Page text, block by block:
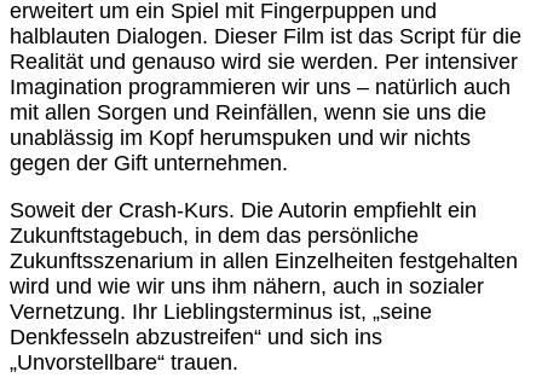
erweitert um ein Spiel mit Fingerpuppen und
halblauten Dialogen. Dieser Film ist das Script für die
Realität und genauso wird sie werden. Per intensiver
Imagination programmieren wir uns – natürlich auch
mit allen Sorgen und Reinfällen, wenn sie uns die
unablässig im Kopf herumspuken und wir nichts
gegen der Gift unternehmen.
Soweit der Crash-Kurs. Die Autorin empfiehlt ein
Zukunftstagebuch, in dem das persönliche
Zukunftsszenarium in allen Einzelheiten festgehalten
wird und wie wir uns ihm nähern, auch in sozialer
Vernetzung. Ihr Lieblingsterminus ist, „seine
Denkfesseln abzustreifen“ und sich ins
„Unvorstellbare“ trauen.